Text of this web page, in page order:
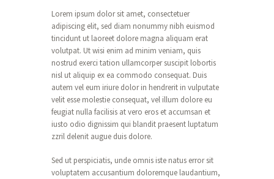
Lorem ipsum dolor sit amet, consectetuer
adipiscing elit, sed diam nonummy nibh euismod
tincidunt ut laoreet dolore magna aliquam erat
volutpat. Ut wisi enim ad minim veniam, quis
nostrud exerci tation ullamcorper suscipit lobortis
nisl ut aliquip ex ea commodo consequat. Duis
autem vel eum iriure dolor in hendrerit in vulputate
velit esse molestie consequat, vel illum dolore eu
feugiat nulla facilisis at vero eros et accumsan et
iusto odio dignissim qui blandit praesent luptatum
zzril delenit augue duis dolore.
Sed ut perspiciatis, unde omnis iste natus error sit
voluptatem accusantium doloremque laudantium,